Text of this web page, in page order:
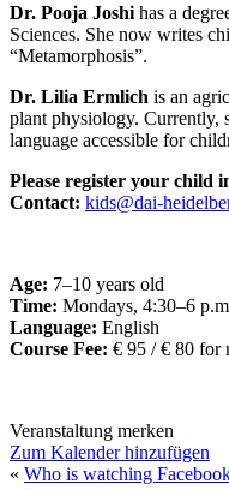
Dr. Pooja Joshi has a
Sciences. She now writes
“Metamorphosis”.
Dr. Lilia Ermlich is an
plant physiology. Currently,
language accessible for
Please register your child
Contact: kids@dai-
Age: 7–10 years old
Time: Mondays, 4:30–6
Language: English
Course Fee: € 95 / € 80 for
Veranstaltung merken
Zum Kalender hinzufügen
« Who is watching